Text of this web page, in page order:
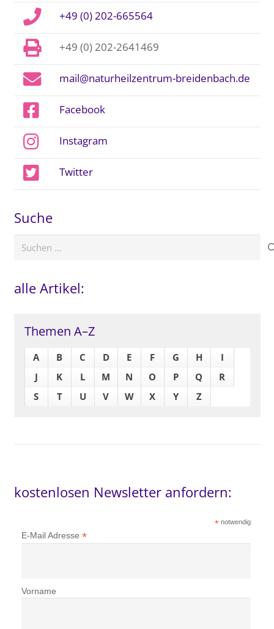
+49 (0) 202-665564
+49 (0) 202-2641469
mail@naturheilzentrum-breidenbach.de
Facebook
Instagram
Twitter
Suche
Suchen
alle Artikel:
Themen A–Z
A B C D E F G H
I
J
K L M N O P Q
R
S
T U V W X Y Z
kostenlosen Newsletter anfordern:
*notwendig
E-Mail Adresse *
Vorname